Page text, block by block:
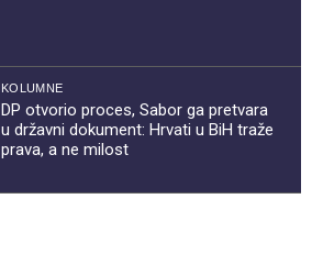
KOLUMNE
DP otvorio proces, Sabor ga pretvara
u državni dokument: Hrvati u BiH traže
prava, a ne milost